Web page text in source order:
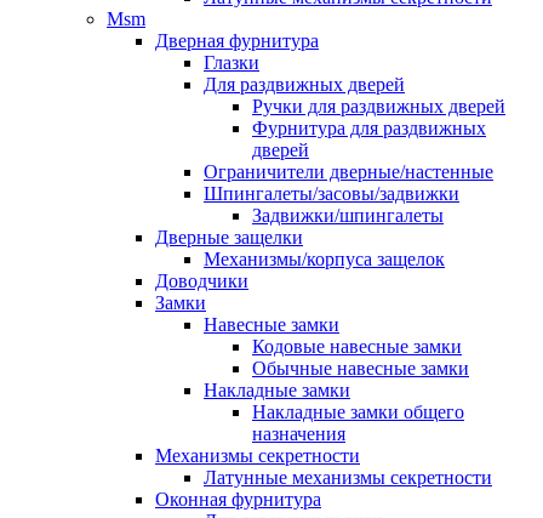
Msm
Дверная фурнитура
Глазки
Для раздвижных дверей
Ручки для раздвижных дверей
Фурнитура для раздвижных
дверей
Ограничители дверные/настенные
Шпингалеты/засовы/задвижки
Задвижки/шпингалеты
Дверные защелки
Механизмы/корпуса защелок
Доводчики
Замки
Навесные замки
Кодовые навесные замки
Обычные навесные замки
Накладные замки
Накладные замки общего
назначения
Механизмы секретности
Латунные механизмы секретности
Оконная фурнитура